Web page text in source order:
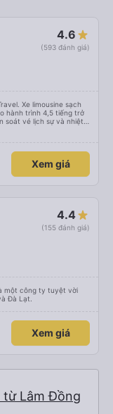
4.6
(593 đánh giá)
Xe limousine sạch
hành trình 4,5 tiếng trở
soát vé lịch sự và nhiệt
được tổ chức tốt. Các
rất hài lòng với công
lần nữa. Rất đáng giới
Xem giá
4.4
(155 đánh giá)
một công ty tuyệt vời
Đà Lạt.
Xem giá
từ Lâm Đồng